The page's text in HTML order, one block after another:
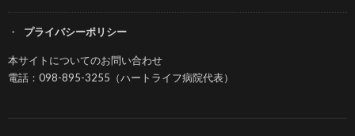
プライバシーポリシー
本サイトについてのお問い合わせ
電話：098-895-3255（ハートライフ病院代表）